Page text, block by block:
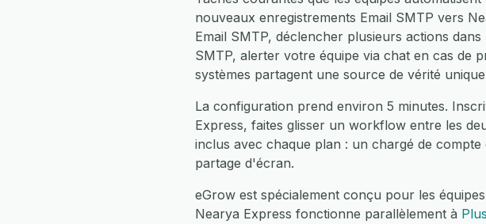
nouveaux enregistrements Email SMTP vers
Email SMTP, déclencher plusieurs actions
SMTP, alerter votre équipe via chat en cas de
systèmes partagent une source de vérité
La configuration prend environ 5 minutes.
Express, faites glisser un workflow entre les
inclus avec chaque plan : un chargé de
partage d'écran.
eGrow est spécialement conçu pour les
Nearya Express fonctionne parallèlement à